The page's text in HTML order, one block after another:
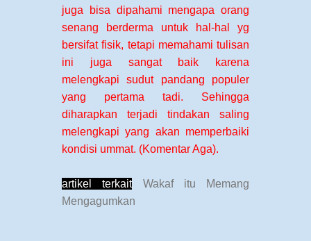
juga bisa dipahami mengapa orang
senang berderma untuk hal-hal yg
bersifat fisik, tetapi memahami tulisan
ini juga sangat baik karena
melengkapi sudut pandang populer
yang pertama tadi. Sehingga
diharapkan terjadi tindakan saling
melengkapi yang akan memperbaiki
kondisi ummat. (Komentar Aga).
artikel terkait
Wakaf itu Memang
Mengagumkan